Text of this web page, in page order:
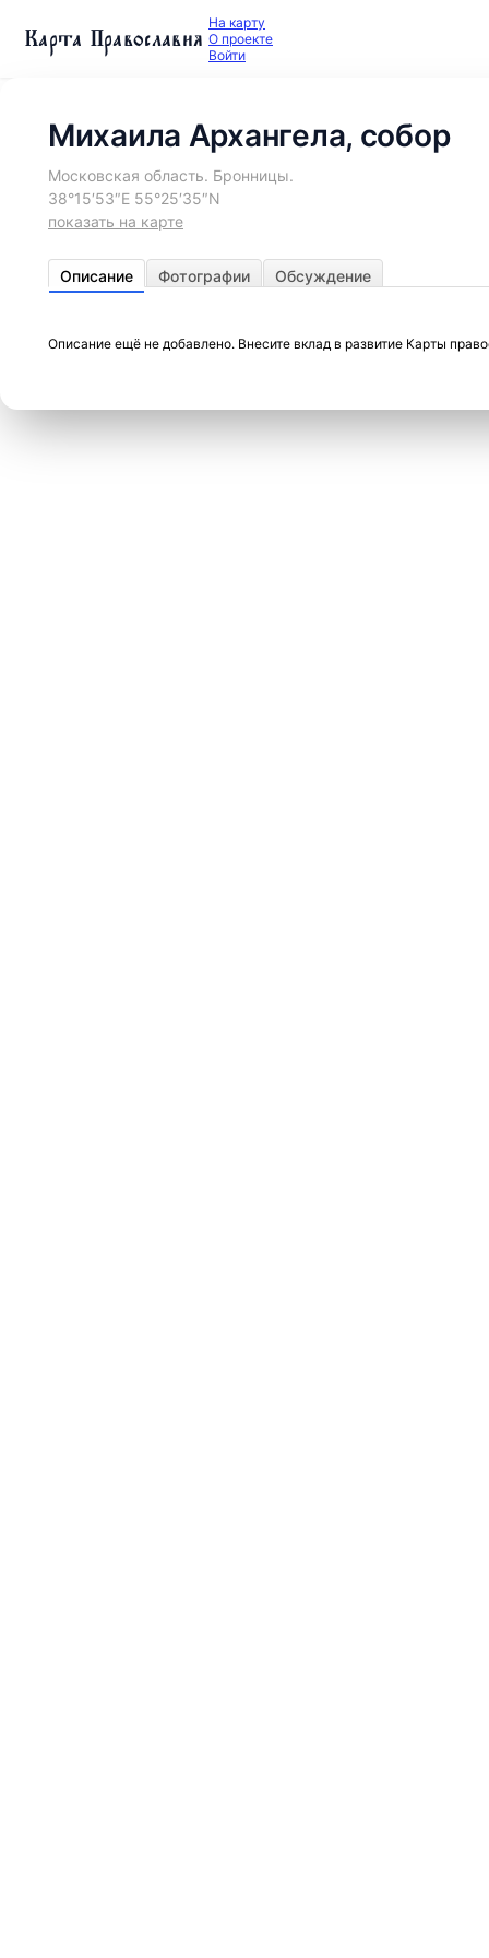
Карта Православия На карту
О проекте
Войти
Михаила Архангела, собор
Московская область. Бронницы.
38°15′53″E 55°25′35″N
показать на карте
Описание Фотографии Обсуждение
Описание ещё не добавлено. Внесите вклад в развитие Карты